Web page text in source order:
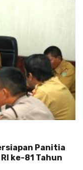
Panitia
ke-81 Tahun